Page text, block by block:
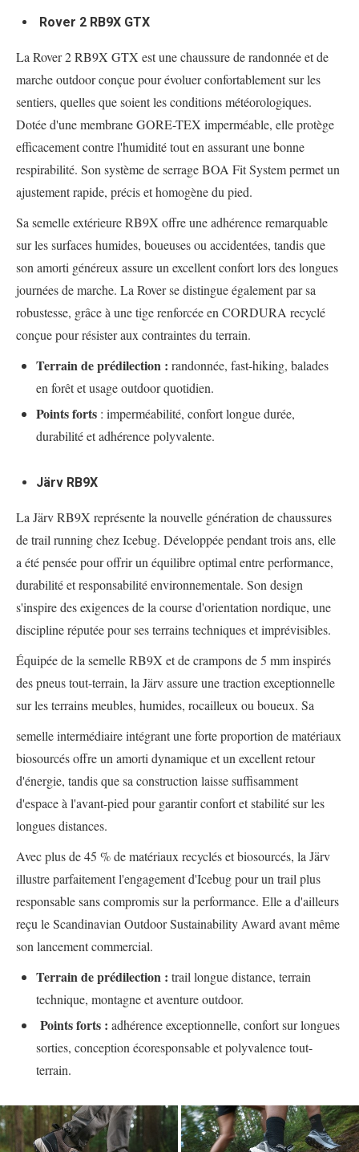
Rover 2 RB9X GTX
La Rover 2 RB9X GTX est une chaussure de randonnée et de
marche outdoor conçue pour évoluer confortablement sur les
sentiers, quelles que soient les conditions météorologiques.
Dotée d'une membrane GORE-TEX imperméable, elle protège
efficacement contre l'humidité tout en assurant une bonne
respirabilité. Son système de serrage BOA Fit System permet un
ajustement rapide, précis et homogène du pied.
Sa semelle extérieure RB9X offre une adhérence remarquable
sur les surfaces humides, boueuses ou accidentées, tandis que
son amorti généreux assure un excellent confort lors des longues
journées de marche. La Rover se distingue également par sa
robustesse, grâce à une tige renforcée en CORDURA recyclé
conçue pour résister aux contraintes du terrain.
Terrain de prédilection : randonnée, fast-hiking, balades
en forêt et usage outdoor quotidien.
Points forts : imperméabilité, confort longue durée,
durabilité et adhérence polyvalente.
Järv RB9X
La Järv RB9X représente la nouvelle génération de chaussures
de trail running chez Icebug. Développée pendant trois ans, elle
a été pensée pour offrir un équilibre optimal entre performance,
durabilité et responsabilité environnementale. Son design
s'inspire des exigences de la course d'orientation nordique, une
discipline réputée pour ses terrains techniques et imprévisibles.
Équipée de la semelle RB9X et de crampons de 5 mm inspirés
des pneus tout-terrain, la Järv assure une traction exceptionnelle
sur les terrains meubles, humides, rocailleux ou boueux. Sa
semelle intermédiaire intégrant une forte proportion de matériaux
biosourcés offre un amorti dynamique et un excellent retour
d'énergie, tandis que sa construction laisse suffisamment
d'espace à l'avant-pied pour garantir confort et stabilité sur les
longues distances.
Avec plus de 45 % de matériaux recyclés et biosourcés, la Järv
illustre parfaitement l'engagement d'Icebug pour un trail plus
responsable sans compromis sur la performance. Elle a d'ailleurs
reçu le Scandinavian Outdoor Sustainability Award avant même
son lancement commercial.
Terrain de prédilection : trail longue distance, terrain
technique, montagne et aventure outdoor.
Points forts : adhérence exceptionnelle, confort sur longues
sorties, conception écoresponsable et polyvalence tout-
terrain.